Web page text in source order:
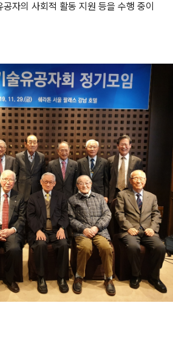
자의 사회적 활동 지원 등을 수행 중이